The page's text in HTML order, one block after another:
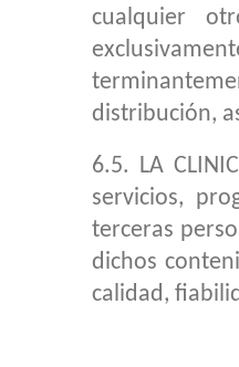
cualquier
distribución,
6.5. LA
servicios,
terceras
dichos
calidad,